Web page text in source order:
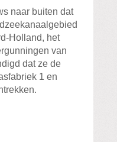
naar buiten dat
Holland, het
van
dat ze de
1 en